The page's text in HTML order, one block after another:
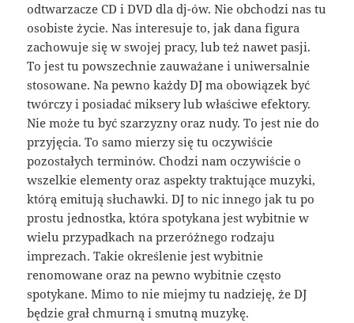
odtwarzacze CD i DVD dla dj-ów. Nie obchodzi nas tu
osobiste życie. Nas interesuje to, jak dana figura
zachowuje się w swojej pracy, lub też nawet pasji.
To jest tu powszechnie zauważane i uniwersalnie
stosowane. Na pewno każdy DJ ma obowiązek być
twórczy i posiadać miksery lub właściwe efektory.
Nie może tu być szarzyzny oraz nudy. To jest nie do
przyjęcia. To samo mierzy się tu oczywiście
pozostałych terminów. Chodzi nam oczywiście o
wszelkie elementy oraz aspekty traktujące muzyki,
którą emitują słuchawki. DJ to nic innego jak tu po
prostu jednostka, która spotykana jest wybitnie w
wielu przypadkach na przeróżnego rodzaju
imprezach. Takie określenie jest wybitnie
renomowane oraz na pewno wybitnie często
spotykane. Mimo to nie miejmy tu nadzieję, że DJ
będzie grał chmurną i smutną muzykę.